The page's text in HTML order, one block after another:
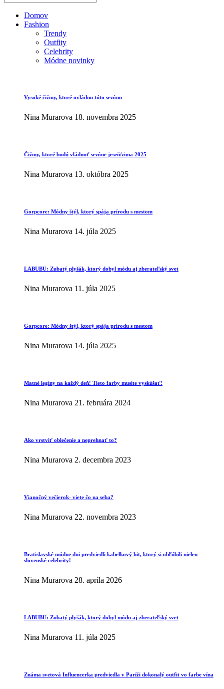
for:
Domov
Fashion
Trendy
Outfity
Celebrity
Módne novinky
Vysoké čižmy, ktoré ovládnu túto sezónu
Nina Murarova 18. novembra 2025
Čižmy, ktoré budú vládnuť sezóne jeseň/zima 2025
Nina Murarova 13. októbra 2025
Gorpcore: Módny štýl, ktorý spája prírodu s mestom
Nina Murarova 14. júla 2025
LABUBU: Zubatý plyšák, ktorý dobyl módu aj zberateľský svet
Nina Murarova 11. júla 2025
Gorpcore: Módny štýl, ktorý spája prírodu s mestom
Nina Murarova 14. júla 2025
Matné legíny na každý deň! Tieto farby musíte vyskúšať!
Nina Murarova 21. februára 2024
Ako vrstviť oblečenie a neprehnať to?
Nina Murarova 2. decembra 2023
Vianočný večierok- viete čo na seba?
Nina Murarova 22. novembra 2023
Bratislavské módne dni predviedli kabelkový hit, ktorý si obľúbili nielen
slovenské celebrity!
Nina Murarova 28. apríla 2026
LABUBU: Zubatý plyšák, ktorý dobyl módu aj zberateľský svet
Nina Murarova 11. júla 2025
Známa svetová Influencerka predviedla v Paríži dokonalý outfit vo farbe vína